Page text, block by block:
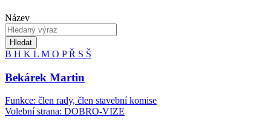
Název
Hledat
B H K L M O PŘ S Š
Bekárek Martin
Funkce: člen rady, člen stavební komise
Volební strana: DOBRO-VIZE